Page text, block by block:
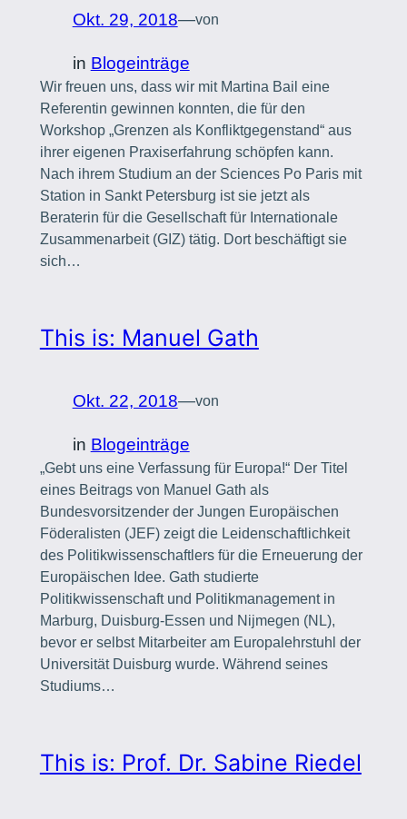
Okt. 29, 2018—von
in Blogeinträge
Wir freuen uns, dass wir mit Martina Bail eine
Referentin gewinnen konnten, die für den
Workshop „Grenzen als Konfliktgegenstand“ aus
ihrer eigenen Praxiserfahrung schöpfen kann.
Nach ihrem Studium an der Sciences Po Paris mit
Station in Sankt Petersburg ist sie jetzt als
Beraterin für die Gesellschaft für Internationale
Zusammenarbeit (GIZ) tätig. Dort beschäftigt sie
sich…
This is: Manuel Gath
Okt. 22, 2018—von
in Blogeinträge
„Gebt uns eine Verfassung für Europa!“ Der Titel
eines Beitrags von Manuel Gath als
Bundesvorsitzender der Jungen Europäischen
Föderalisten (JEF) zeigt die Leidenschaftlichkeit
des Politikwissenschaftlers für die Erneuerung der
Europäischen Idee. Gath studierte
Politikwissenschaft und Politikmanagement in
Marburg, Duisburg-Essen und Nijmegen (NL),
bevor er selbst Mitarbeiter am Europalehrstuhl der
Universität Duisburg wurde. Während seines
Studiums…
This is: Prof. Dr. Sabine Riedel